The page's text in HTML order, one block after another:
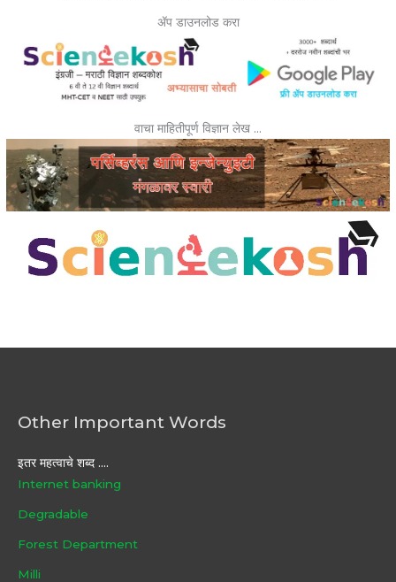
ॲप डाउनलोड करा
वाचा माहितीपूर्ण विज्ञान लेख …
Other Important Words
इतर महत्वाचे शब्द ....
Internet banking
Degradable
Forest Department
Milli